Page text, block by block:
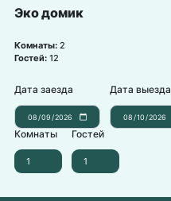
Эко домик
Комнаты: 2
Гостей: 12
Дата заезда Дата выезда
Комнаты Гостей